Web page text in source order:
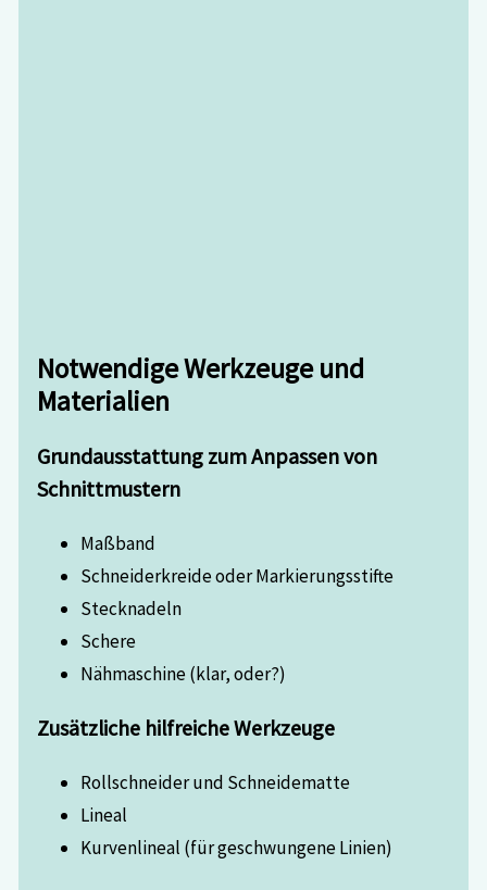
Notwendige Werkzeuge und
Materialien
Grundausstattung zum Anpassen von
Schnittmustern
Maßband
Schneiderkreide oder Markierungsstifte
Stecknadeln
Schere
Nähmaschine (klar, oder?)
Zusätzliche hilfreiche Werkzeuge
Rollschneider und Schneidematte
Lineal
Kurvenlineal (für geschwungene Linien)